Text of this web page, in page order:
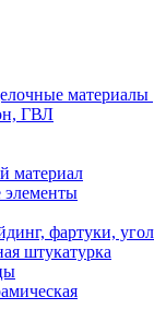
материалы
ГВЛ
материал
фартуки,
штукатурка